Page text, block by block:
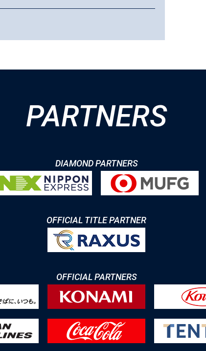
PARTNERS
DIAMOND PARTNERS
OFFICIAL TITLE PARTNER
OFFICIAL PARTNERS